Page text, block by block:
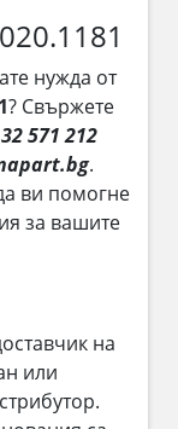
нужда от
? Свържете
571 212
.
ви помогне
за вашите
на
или